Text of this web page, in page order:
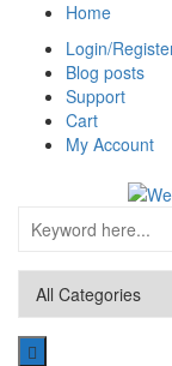
Home
Login/
Blog posts
Support
Cart
My Account